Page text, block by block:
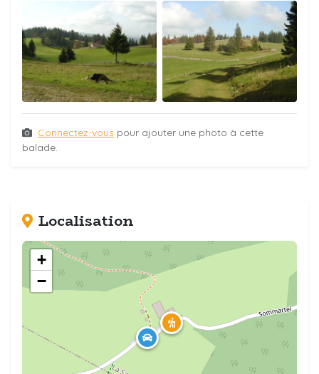
Connectez-vous pour ajouter une photo à cette
balade.
Localisation
+
−